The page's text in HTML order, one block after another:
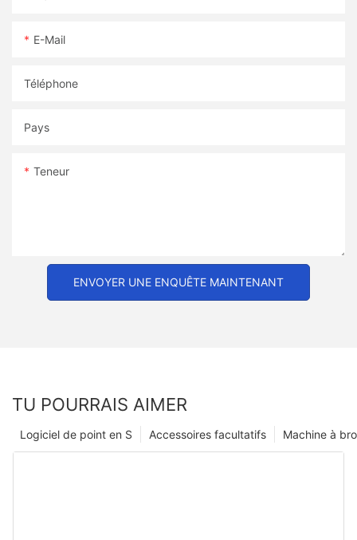
E-Mail
Téléphone
Pays
Teneur
ENVOYER UNE ENQUÊTE MAINTENANT
TU POURRAIS AIMER
Machine à
Accessoires facultatifs
Logiciel de point en S